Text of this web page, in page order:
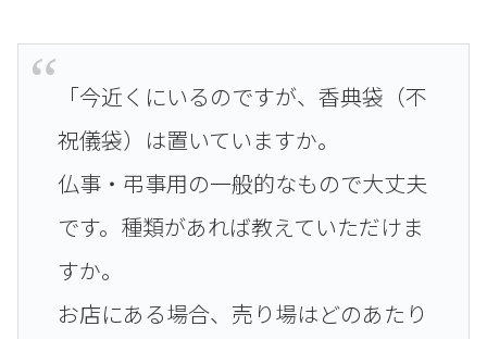
「今近くにいるのですが、香典袋（不
祝儀袋）は置いていますか。
仏事・弔事用の一般的なもので大丈夫
です。種類があれば教えていただけま
すか。
お店にある場合、売り場はどのあたり